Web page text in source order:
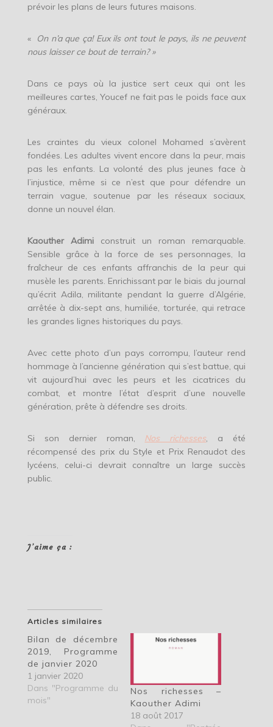
prévoir les plans de leurs futures maisons.
«
On n’a que ça! Eux ils ont tout le pays, ils ne peuvent
nous laisser ce bout de terrain? »
Dans ce pays où la justice sert ceux qui ont les
meilleures cartes, Youcef ne fait pas le poids face aux
généraux.
Les craintes du vieux colonel Mohamed s’avèrent
fondées. Les adultes vivent encore dans la peur, mais
pas les enfants. La volonté des plus jeunes face à
l’injustice, même si ce n’est que pour défendre un
terrain vague, soutenue par les réseaux sociaux,
donne un nouvel élan.
Kaouther Adimiconstruit un roman remarquable.
Sensible grâce à la force de ses personnages, la
fraîcheur de ces enfants affranchis de la peur qui
musèle les parents. Enrichissant par le biais du journal
qu’écrit Adila, militante pendant la guerre d’Algérie,
arrêtée à dix-sept ans, humiliée, torturée, qui retrace
les grandes lignes historiques du pays.
Avec cette photo d’un pays corrompu, l’auteur rend
hommage à l’ancienne génération qui s’est battue, qui
vit aujourd’hui avec les peurs et les cicatrices du
combat, et montre l’état d’esprit d’une nouvelle
génération, prête à défendre ses droits.
Si son dernier roman, Nos richesses, a été
récompensé des prix du Style et Prix Renaudot des
lycéens, celui-ci devrait connaître un large succès
public.
J’aime ça :
Articles similaires
Bilan de décembre
2019, Programme
de janvier 2020
1 janvier 2020
Dans "Programme du
mois"
Nos richesses –
Kaouther Adimi
18 août 2017